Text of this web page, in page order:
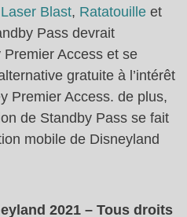
Blast, Ratatouille et
Pass devrait
Access et se
gratuite à l’intérêt
Premier Access. de plus,
de Standby Pass se fait
mobile de Disneyland
2021 – Tous droits